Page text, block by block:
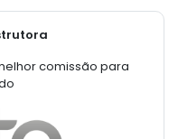
comissão para